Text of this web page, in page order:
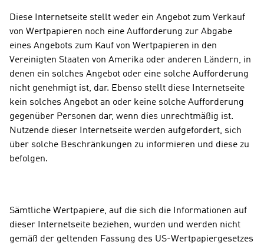
Diese Internetseite stellt weder ein Angebot zum Verkauf
von Wertpapieren noch eine Aufforderung zur Abgabe
eines Angebots zum Kauf von Wertpapieren in den
Vereinigten Staaten von Amerika oder anderen Ländern, in
denen ein solches Angebot oder eine solche Aufforderung
nicht genehmigt ist, dar. Ebenso stellt diese Internetseite
kein solches Angebot an oder keine solche Aufforderung
gegenüber Personen dar, wenn dies unrechtmäßig ist.
Nutzende dieser Internetseite werden aufgefordert, sich
über solche Beschränkungen zu informieren und diese zu
befolgen.
Sämtliche Wertpapiere, auf die sich die Informationen auf
dieser Internetseite beziehen, wurden und werden nicht
gemäß der geltenden Fassung des US-Wertpapiergesetzes